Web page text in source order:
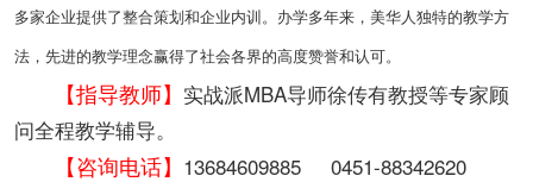
多家企业提供了整合策划和企业内训。办学多年来，美华人独特的教学方
法，先进的教学理念赢得了社会各界的高度赞誉和认可。
【指导教师】 实战派MBA导师徐传有教授等专家顾
问全程教学辅导。
【咨询电话】 13684609885 0451-88342620